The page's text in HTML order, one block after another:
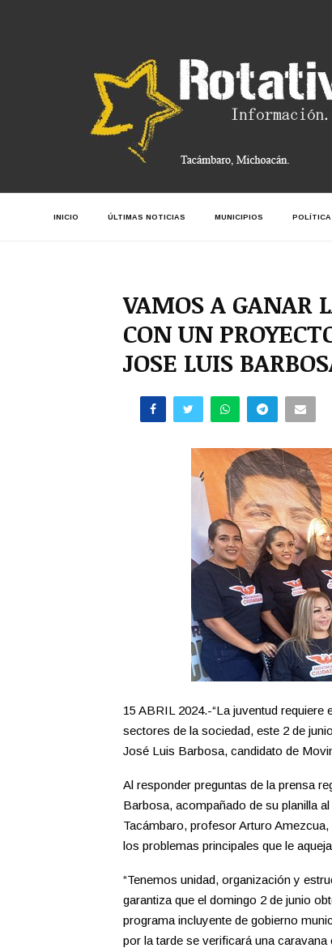
INICIO ÚLTIMAS NOTICIAS MUNICIPIOS POLÍTICA
VAMOS A GANAR
CON UN
JOSE LUIS
15 ABRIL 2024.-“La juventud
sectores de la sociedad, este 2 de
José Luis Barbosa, candidato de
Al responder preguntas de la prensa
Barbosa, acompañado de su planilla
Tacámbaro, profesor Arturo
los problemas principales que le
“Tenemos unidad, organización y
garantiza que el domingo 2 de junio
programa incluyente de gobierno
por la tarde se verificará una